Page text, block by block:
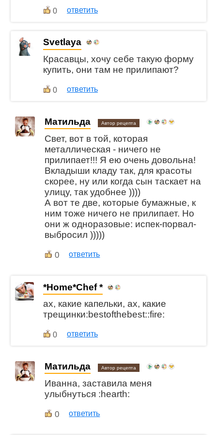
0 ответить
Svetlaya
Красавцы, хочу себе такую форму
купить, они там не прилипают?
0 ответить
Матильда Автор рецепта
Свет, вот в той, которая
металлическая - ничего не
прилипает!!! Я ею очень довольна!
Вкладыши кладу так, для красоты
скорее, ну или когда сын таскает на
улицу, так удобнее ))))
А вот те две, которые бумажные, к
ним тоже ничего не прилипает. Но
они ж одноразовые: испек-порвал-
выбросил )))))
0 ответить
*Home*Chef *
ах, какие капельки, ах, какие
трещинки:bestofthebest::fire:
0 ответить
Матильда Автор рецепта
Иванна, заставила меня
улыбнуться :hearth:
0 ответить